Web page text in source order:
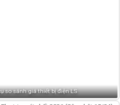
so sánh giá thiết bị điện LS